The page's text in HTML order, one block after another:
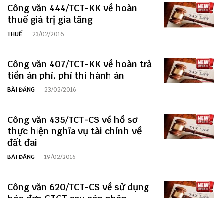
Công văn 444/TCT-KK về hoàn
thuế giá trị gia tăng
THUẾ 23/02/2016
Công văn 407/TCT-KK về hoàn trả
tiền án phí, phí thi hành án
BÀI ĐĂNG 23/02/2016
Công văn 435/TCT-CS về hồ sơ
thực hiện nghĩa vụ tài chính về
đất đai
BÀI ĐĂNG 19/02/2016
Công văn 620/TCT-CS về sử dụng